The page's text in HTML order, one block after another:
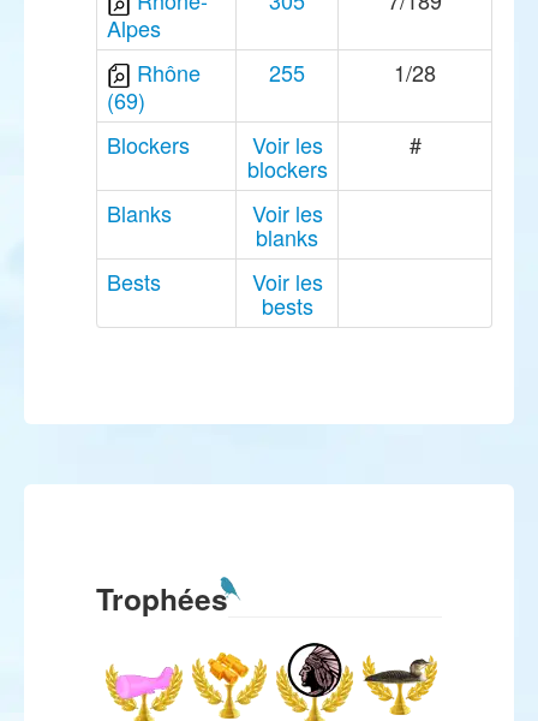
Alpes
Rhône
(69)
255 1/28
Blockers Voir les
blockers
#
Blanks Voir les
blanks
Bests
Voir les
bests
Trophées